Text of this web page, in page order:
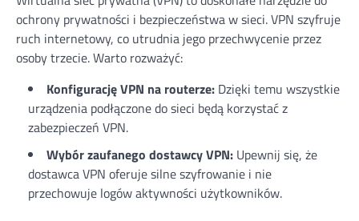
ochrony prywatności i bezpieczeństwa w sieci. VPN szyfruje
ruch internetowy, co utrudnia jego przechwycenie przez
osoby trzecie. Warto rozważyć:
Konfigurację VPN na routerze: Dzięki temu wszystkie
urządzenia podłączone do sieci będą korzystać z
zabezpieczeń VPN.
Wybór zaufanego dostawcy VPN: Upewnij się, że
dostawca VPN oferuje silne szyfrowanie i nie
przechowuje logów aktywności użytkowników.